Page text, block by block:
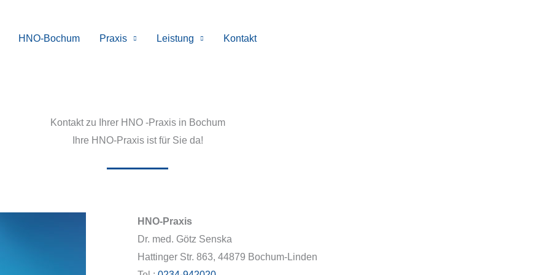
HNO-Bochum Praxis Leistung Kontakt
Kontakt zu Ihrer HNO -Praxis in Bochum
Ihre HNO-Praxis ist für Sie da!
HNO-Praxis
Dr. med. Götz Senska
Hattinger Str. 863, 44879 Bochum-Linden